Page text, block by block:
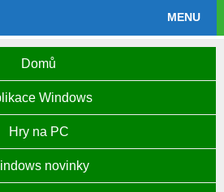
MENU
Domů
Windows
Hry na PC
novinky